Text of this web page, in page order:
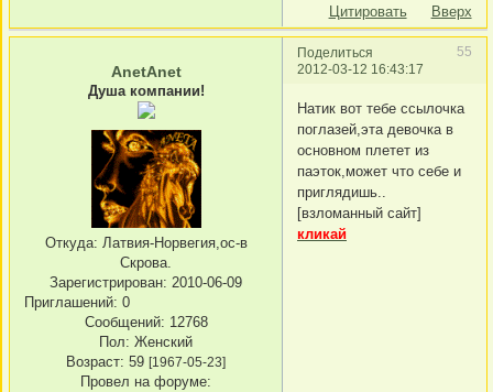
Цитировать Вверх
Поделиться
55
2012-03-12 16:43:17
AnetAnet
Душа компании!
Откуда: Латвия-Норвегия,ос-в
Скрова.
Зарегистрирован: 2010-06-09
Приглашений: 0
Сообщений: 12768
Пол: Женский
Возраст: 59 [1967-05-23]
Провел на форуме:
Натик вот тебе ссылочка
поглазей,эта девочка в
основном плетет из
паэток,может что себе и
приглядишь..
[взломанный сайт]
кликай